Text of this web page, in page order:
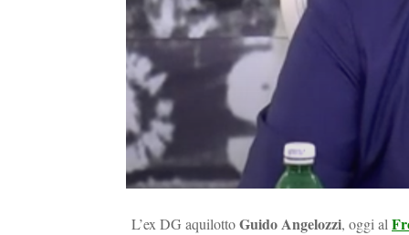
L’ex DG aquilottoGuido Angelozzi, oggi al